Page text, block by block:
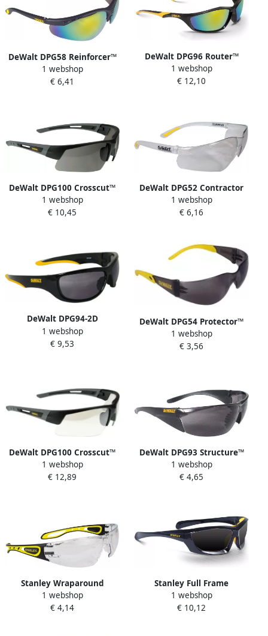
DeWalt DPG58 Reinforcer™
Veiligheidsbril | Spiegel
Glas DPG58-6DEU
1 webshop
€ 6,41
DeWalt DPG96 Router™
Veiligheidsbril | Spiegelglas
DPG96-FDEU
1 webshop
€ 12,10
DeWalt DPG100 Crosscut™
Veiligheidsbril | Donker
Glas DPG100-2DEU
1 webshop
€ 10,45
DeWalt DPG52 Contractor
Pro™ Veiligheidsbril | Geel
Glas DPG52-9DEU
1 webshop
€ 6,16
DeWalt DPG94-2D
Dominator Veiligheidsbril |
Smoke Lens DPG94-2D EU
1 webshop
€ 9,53
DeWalt DPG54 Protector™
Veiligheidsbril | Getint Glas
DPG54-2DEU
1 webshop
€ 3,56
DeWalt DPG100 Crosscut™
Veiligheidsbril | Binnen en
buiten DPG100-9DEU
1 webshop
€ 12,89
DeWalt DPG93 Structure™
Veiligheidsbril DPG93-2DEU
1 webshop
€ 4,65
Stanley Wraparound
Veiligheidsbril | Donker
SYE17-20D
1 webshop
€ 4,14
Stanley Full Frame
Veiligheidsbril | Donker
Glas SY180-2D EU
1 webshop
€ 10,12